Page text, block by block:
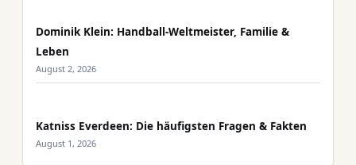
Dominik Klein: Handball-Weltmeister, Familie &
Leben
August 2, 2026
Katniss Everdeen: Die häufigsten Fragen & Fakten
August 1, 2026